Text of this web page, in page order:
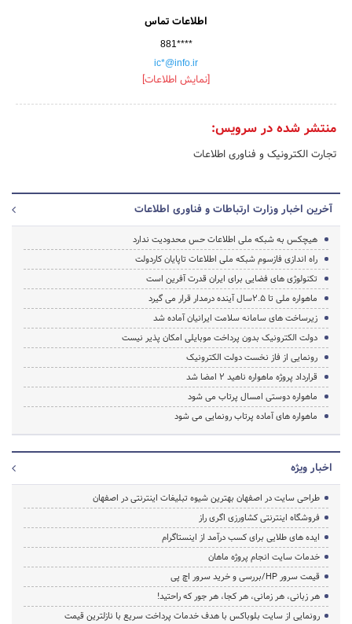
اطلاعات تماس
881****
ic*@info.ir
[نمایش اطلاعات]
منتشر شده در سرویس:
تجارت الکترونیک و فناوری اطلاعات
آخرین اخبار وزارت ارتباطات و فناوری اطلاعات
هیچکس به شبکه ملی اطلاعات حس محدودیت ندارد
راه اندازی فازسوم شبکه ملی اطلاعات تاپایان کاردولت
تکنولوژی های فضایی برای ایران قدرت آفرین است
ماهواره ملی تا 2.5سال آینده درمدار قرار می گیرد
زیرساخت های سامانه سلامت ایرانیان آماده شد
دولت الکترونیک بدون پرداخت موبایلی امکان پذیر نیست
رونمایی از فاز نخست دولت الکترونیک
قرارداد پروژه ماهواره ناهید 2 امضا شد
ماهواره دوستی امسال پرتاب می شود
ماهواره های آماده پرتاب رونمایی می شود
اخبار ویژه
طراحی سایت در اصفهان بهترین شیوه تبلیغات اینترنتی در اصفهان
فروشگاه اینترنتی کشاورزی اگری راز
ایده های طلایی برای کسب درآمد از اینستاگرام
خدمات سایت انجام پروژه ماهان
قیمت سرور HP/بررسی و خرید سرور اچ پی
هر زبانی، هر زمانی، هر کجا، هر جور که راحتید!
رونمایی از سایت بلوباکس با هدف خدمات پرداخت سریع با نازلترین قیمت